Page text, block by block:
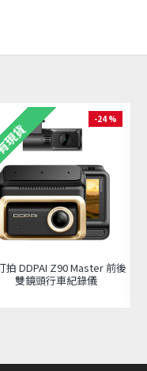
貨
-24 %
拍 DDPAI Z90 Master 前後
雙鏡頭行車紀錄儀